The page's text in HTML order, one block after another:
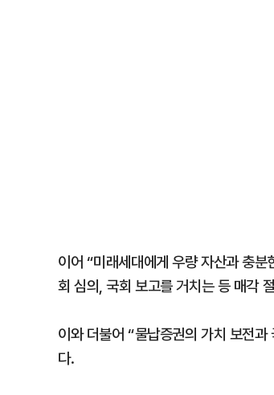
이어 “미래세대에게 우량 자산과 충
회 심의, 국회 보고를 거치는 등 매각
이와 더불어 “물납증권의 가치 보전
다.